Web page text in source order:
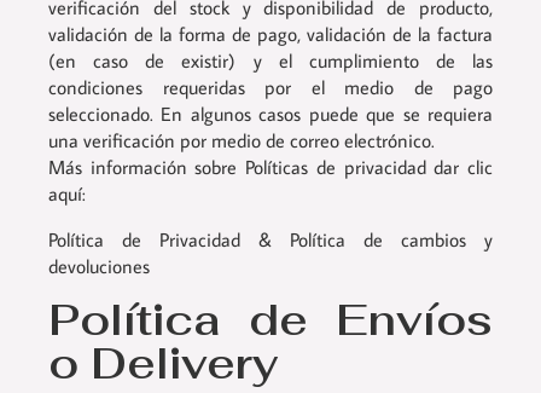
verificación del stock y disponibilidad de producto,
validación de la forma de pago, validación de la factura
(en caso de existir) y el cumplimiento de las
condiciones requeridas por el medio de pago
seleccionado. En algunos casos puede que se requiera
una verificación por medio de correo electrónico.
Más información sobre Políticas de privacidad dar clic
aquí:
Política de Privacidad & Política de cambios y
devoluciones
Política de Envíos
o Delivery